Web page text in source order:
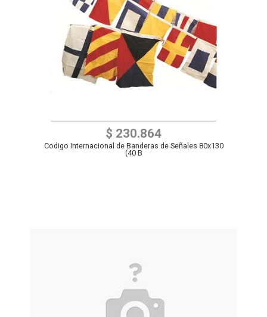
$ 230.864
Codigo Internacional de Banderas de Señales 80x130
(40 B